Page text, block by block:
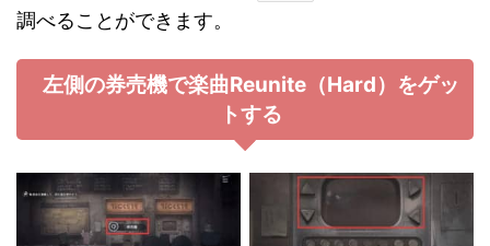
調べることができます。
左側の券売機で楽曲Reunite（Hard）をゲッ
トする